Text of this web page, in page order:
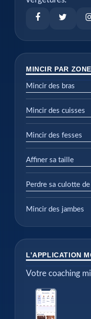
MINCIR PAR ZONE
Mincir des bras
Mincir des cuisses
Mincir des fesses
Affiner sa taille
Perdre sa culotte de
Mincir des jambes
L’APPLICATION
Votre coaching